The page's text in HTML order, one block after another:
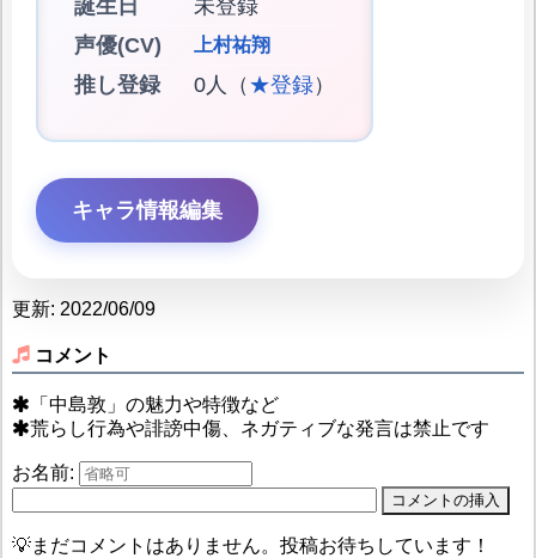
誕生日
未登録
声優(CV)
上村祐翔
推し登録 0人（ ★登録）
キャラ情報編集
更新: 2022/06/09
コメント
「中島敦」の魅力や特徴など
荒らし行為や誹謗中傷、ネガティブな発言は禁止です
お名前:
💡まだコメントはありません。投稿お待ちしています！